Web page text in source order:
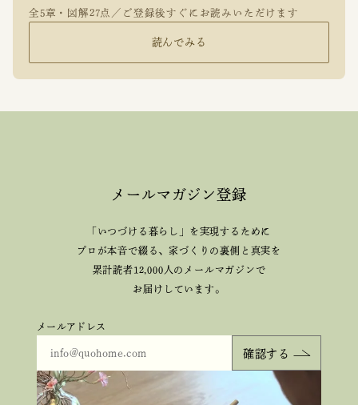
全5章・図解27点／ご登録後すぐにお読みいただけます
読んでみる
メールマガジン登録
「いつづける暮らし」を実現するために
プロが本音で綴る、家づくりの裏側と真実を
累計読者12,000人のメールマガジンで
お届けしています。
メールアドレス